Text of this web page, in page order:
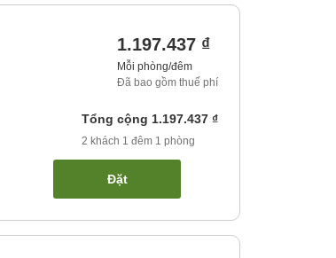
1.197.437 ₫
Mỗi phòng/đêm
Đã bao gồm thuế phí
Tổng cộng 1.197.437 ₫
2 khách 1 đêm 1 phòng
Đặt